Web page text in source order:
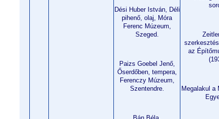
Dési Huber István, Déli
pihenő, olaj, Móra
Ferenc Múzeum,
Szeged.
Paizs Goebel Jenő,
Őserdőben, tempera,
Ferenczy Múzeum,
Szentendre.
az
Megalakul a